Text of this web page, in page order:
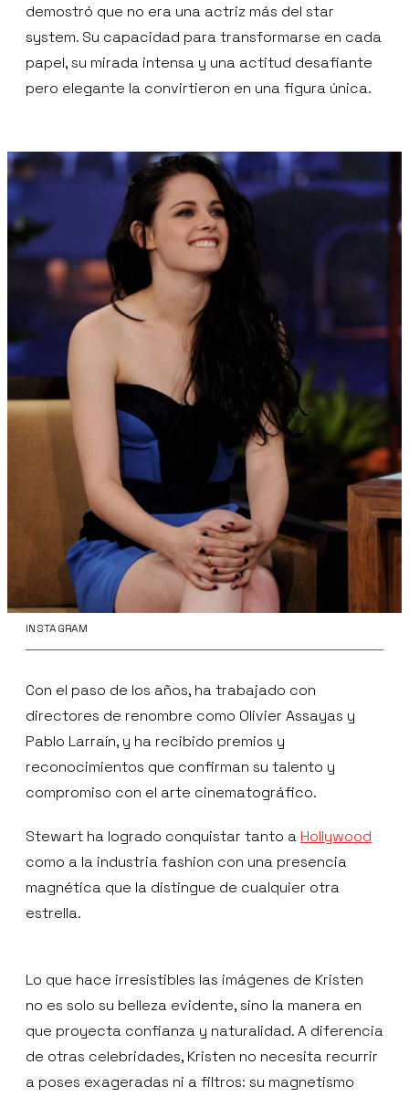
demostró que no era una actriz más del star
system. Su capacidad para transformarse en cada
papel, su mirada intensa y una actitud desafiante
pero elegante la convirtieron en una figura única.
INSTAGRAM
Con el paso de los años, ha trabajado con
directores de renombre como Olivier Assayas y
Pablo Larraín, y ha recibido premios y
reconocimientos que confirman su talento y
compromiso con el arte cinematográfico.
Stewart ha logrado conquistar tanto a Hollywood
como a la industria fashion con una presencia
magnética que la distingue de cualquier otra
estrella.
Lo que hace irresistibles las imágenes de Kristen
no es solo su belleza evidente, sino la manera en
que proyecta confianza y naturalidad. A diferencia
de otras celebridades, Kristen no necesita recurrir
a poses exageradas ni a filtros: su magnetismo